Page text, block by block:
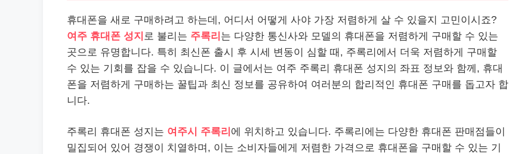
휴대폰을 새로 구매하려고 하는데, 어디서 어떻게 사야 가장 저렴하게 살 수 있을지 고민이시죠?
여주 휴대폰 성지 로 불리는 주록리 는 다양한 통신사와 모델의 휴대폰을 저렴하게 구매할 수 있는
곳으로 유명합니다. 특히 최신폰 출시 후 시세 변동이 심할 때, 주록리에서 더욱 저렴하게 구매할
수 있는 기회를 잡을 수 있습니다. 이 글에서는 여주 주록리 휴대폰 성지의 좌표 정보와 함께, 휴대
폰을 저렴하게 구매하는 꿀팁과 최신 정보를 공유하여 여러분의 합리적인 휴대폰 구매를 돕고자 합
니다.
주록리 휴대폰 성지는 여주시 주록리 에 위치하고 있습니다. 주록리에는 다양한 휴대폰 판매점들이
밀집되어 있어 경쟁이 치열하며, 이는 소비자들에게 저렴한 가격으로 휴대폰을 구매할 수 있는 기